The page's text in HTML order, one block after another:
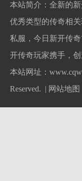
本站简介：全新的
优秀类型的传奇相
私服，今日新开传
开传奇玩家携手，
本站网址：
Reserved. | 网站地图